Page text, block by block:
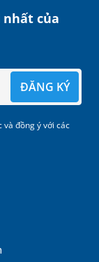
của
ĐĂNG KÝ
và đồng ý với các